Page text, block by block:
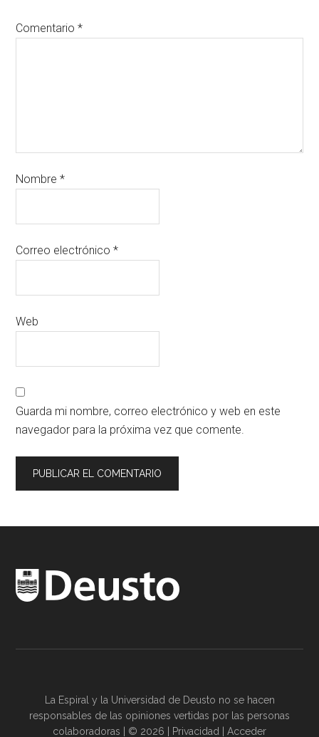
Comentario*
Nombre*
Correo electrónico*
Web
Guarda mi nombre, correo electrónico y web en este
navegador para la próxima vez que comente.
La Espiral y la Universidad de Deusto no se hacen
responsables de las opiniones vertidas por las personas
colaboradoras | © 2026 | Privacidad Acceder